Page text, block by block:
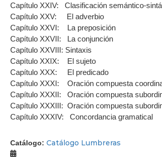
Capítulo XXIV: Clasificación semántico-
Capítulo XXV: El adverbio
Capítulo XXVI: La preposición
Capítulo XXVII: La conjunción
Capítulo XXVIII: Sintaxis
Capítulo XXIX: El sujeto
Capítulo XXX: El predicado
Capítulo XXXI: Oración compuesta
Capítulo XXXII: Oración compuesta
Capítulo XXXIII: Oración compuesta
Capítulo XXXIV: Concordancia gramatical
Catálogo: Catálogo Lumbreras